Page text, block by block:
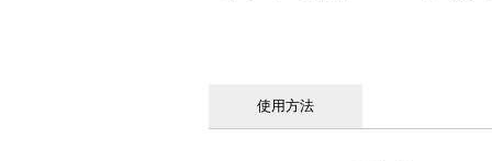
使用方法